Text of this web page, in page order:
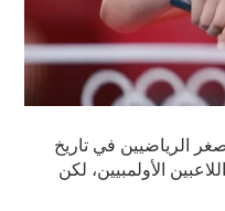
الرياضيين في تاريخ
الأولمبيين، لكن